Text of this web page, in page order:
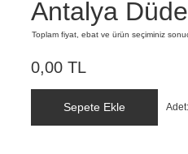
Antalya
Toplam fiyat, ebat ve ürün seçiminiz
0,00 TL
Sepete Ekle Adet: